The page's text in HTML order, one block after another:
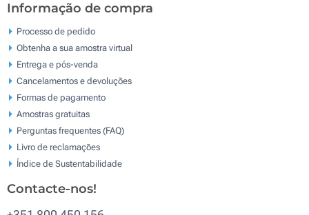
Informação de compra
Processo de pedido
Obtenha a sua amostra virtual
Entrega e pós-venda
Cancelamentos e devoluções
Formas de pagamento
Amostras gratuitas
Perguntas frequentes (FAQ)
Livro de reclamaçōes
Índice de Sustentabilidade
Contacte-nos!